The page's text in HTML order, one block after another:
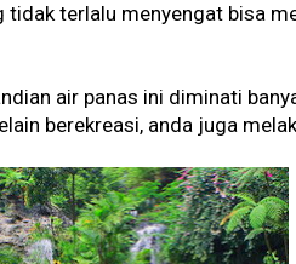
terlalu menyengat bisa
air panas ini diminati
berekreasi, anda juga